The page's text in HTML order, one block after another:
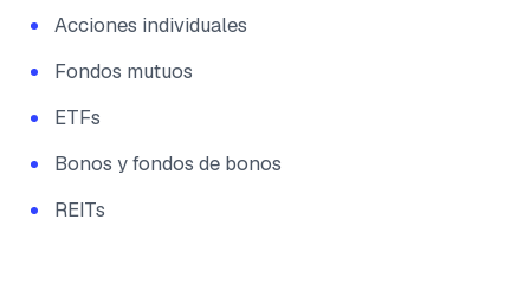
Acciones individuales
Fondos mutuos
ETFs
Bonos y fondos de bonos
REITs